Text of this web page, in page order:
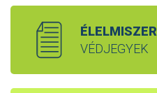
ÉLELMISZER
VÉDJEGYEK